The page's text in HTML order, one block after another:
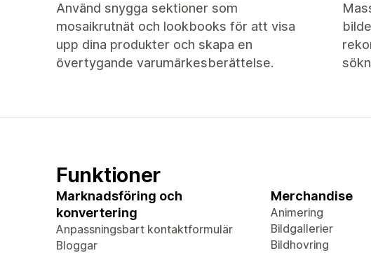
Använd snygga sektioner som
mosaikrutnät och lookbooks för att visa
upp dina produkter och skapa en
övertygande varumärkesberättelse.
Funktioner
Marknadsföring och
konvertering
Anpassningsbart kontaktformulär
Bloggar
Merchandise
Animering
Bildgallerier
Bildhovring